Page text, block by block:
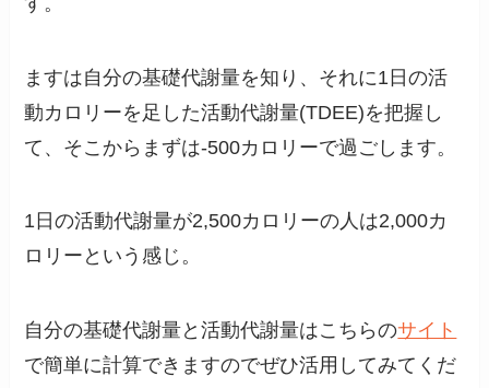
ますは自分の基礎代謝量を知り、それに1日の活
動カロリーを足した活動代謝量(TDEE)を把握し
て、そこからまずは-500カロリーで過ごします。
1日の活動代謝量が2,500カロリーの人は2,000カ
ロリーという感じ。
自分の基礎代謝量と活動代謝量はこちらのサイト
で簡単に計算できますのでぜひ活用してみてくだ